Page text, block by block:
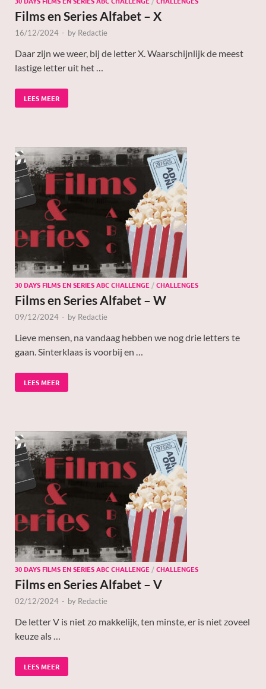
Films en Series Alfabet – X
16/12/2024 - by Redactie
Daar zijn we weer, bij de letter X. Waarschijnlijk de meest
lastige letter uit het …
LEES MEER
30 DAYS FILMS EN SERIES ABC CHALLENGE /CHALLENGES
Films en Series Alfabet – W
09/12/2024 - by Redactie
Lieve mensen, na vandaag hebben we nog drie letters te
gaan. Sinterklaas is voorbij en …
LEES MEER
30 DAYS FILMS EN SERIES ABC CHALLENGE /CHALLENGES
Films en Series Alfabet – V
02/12/2024 - by Redactie
De letter V is niet zo makkelijk, ten minste, er is niet zoveel
keuze als …
LEES MEER